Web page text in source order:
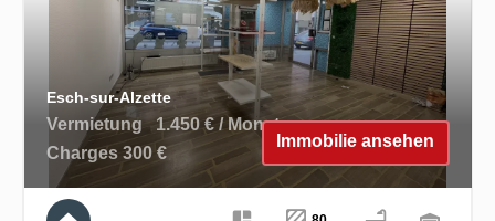
Esch-sur-Alzette
Vermietung 1.450 € / Monat
Charges 300 €
Immobilie ansehen